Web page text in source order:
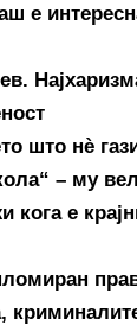
е
што нѐ
– му
кога е